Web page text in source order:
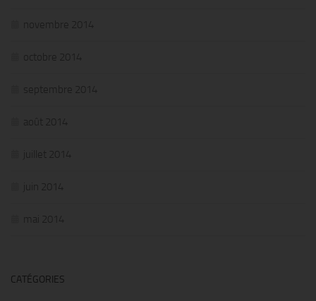
novembre 2014
octobre 2014
septembre 2014
août 2014
juillet 2014
juin 2014
mai 2014
CATÉGORIES